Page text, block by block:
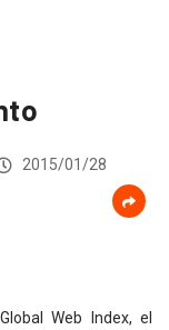
2015/01/28
Web Index, el